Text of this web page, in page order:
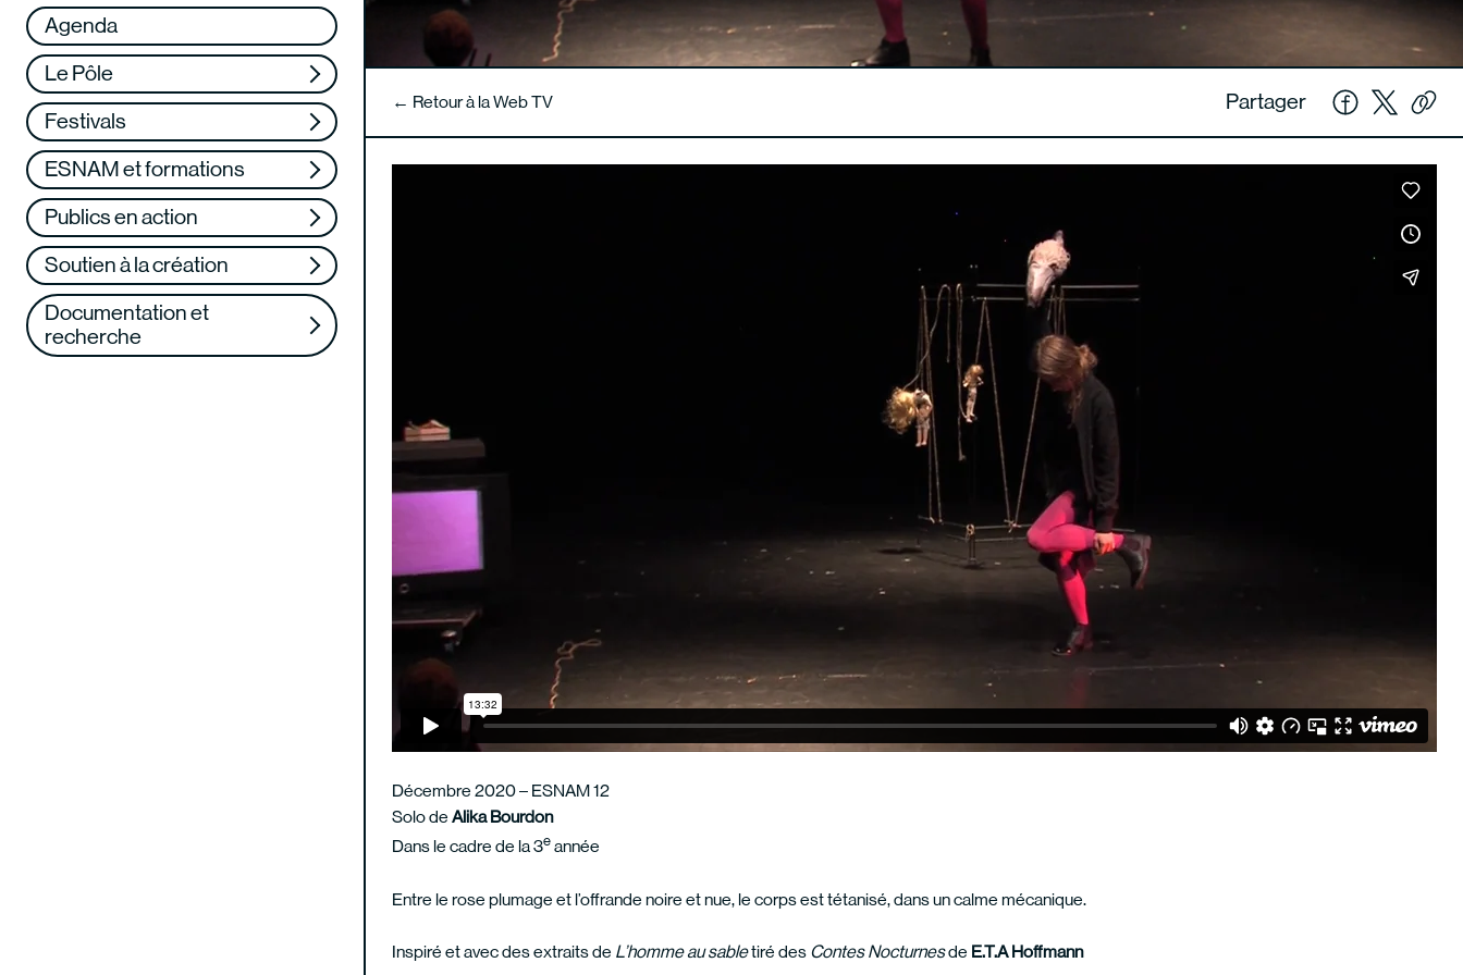
Agenda
Le Pôle
Réseau
Soutenez-nous
Web TV
Festivals
ESNAM et formations
VAE
Formation continue
Publics en action
Soutien à la création
Documentation et
recherche
← Retour à la Web TV Partager
Décembre 2020 – ESNAM 12
Solo de Alika Bourdon
Dans le cadre de la 3e année
Entre le rose plumage et l’offrande noire et nue, le corps est tétanisé, dans un calme mécanique.
Inspiré et avec des extraits de L’homme au sabletiré des Contes Nocturnesde E.T.A Hoffmann